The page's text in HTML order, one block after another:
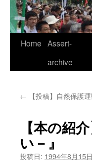
Home Assert-
archive
← 【投稿】自然保護
【本の紹
い－』
投稿日: 1994年8月15日